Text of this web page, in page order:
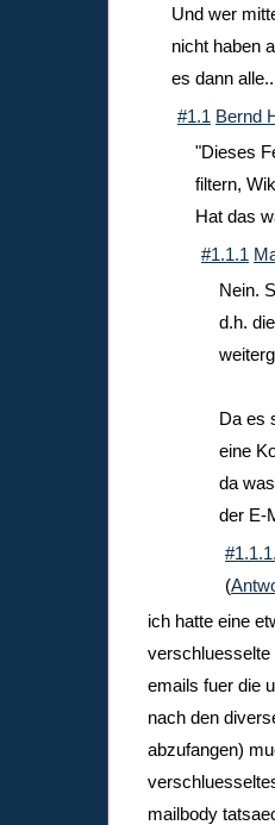
Und wer
nicht haben
es dann
#1.1 Bernd
"Dieses
filtern,
Hat das
#1.1.1
Nein.
d.h.
Da es
eine
da
der E-
(
ich hatte eine
verschluesselte
emails fuer die
nach den
abzufangen)
mailbody